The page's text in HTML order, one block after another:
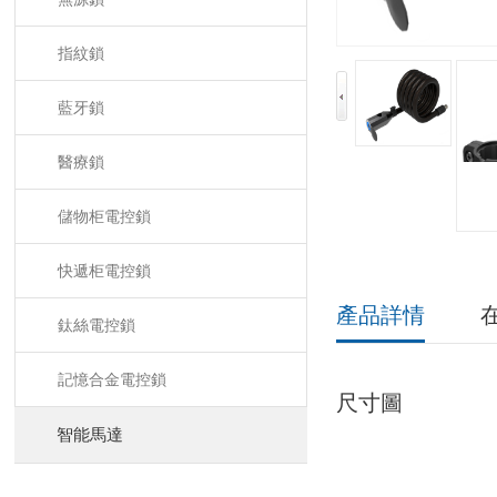
指紋鎖
藍牙鎖
醫療鎖
儲物柜電控鎖
快遞柜電控鎖
鈦絲電控鎖
記憶合金電控鎖
智能馬達
產品詳情
尺寸圖